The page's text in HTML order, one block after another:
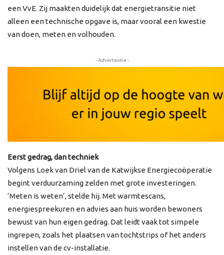
een VvE. Zij maakten duidelijk dat energietransitie niet
alleen een technische opgave is, maar vooral een kwestie
van doen, meten en volhouden.
- Advertentie -
Eerst gedrag, dan techniek
Volgens Loek van Driel van de Katwijkse Energiecoöperatie
begint verduurzaming zelden met grote investeringen.
‘Meten is weten’, stelde hij. Met warmtescans,
energiespreekuren en advies aan huis worden bewoners
bewust van hun eigen gedrag. Dat leidt vaak tot simpele
ingrepen, zoals het plaatsen van tochtstrips of het anders
instellen van de cv-installatie.